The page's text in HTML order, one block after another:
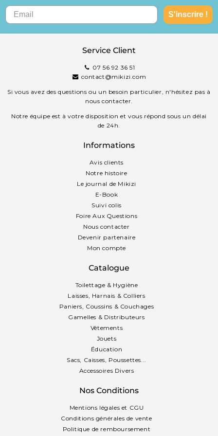
S'inscrire !
Service Client
07 56 92 36 51
contact@mikizi.com
Si vous avez des questions ou un besoin particulier, n'hésitez pas à
nous contacter.
Notre équipe est à votre disposition et vous répond sous un délai
de 24h.
Informations
Avis clients
Notre histoire
Le journal de Mikizi
E-Book
Suivi colis
Foire Aux Questions
Nous contacter
Devenir partenaire
Mon compte
Catalogue
Toilettage & Hygiène
Laisses, Harnais & Colliers
Paniers, Coussins & Couchages
Gamelles & Distributeurs
Vêtements
Jouets
Éducation
Sacs, Caisses, Poussettes...
Accessoires Divers
Nos Conditions
Mentions légales et CGU
Conditions générales de vente
Politique de remboursement